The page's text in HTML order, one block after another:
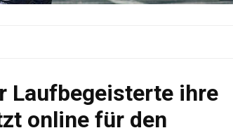
Laufbegeisterte ihre
online für den